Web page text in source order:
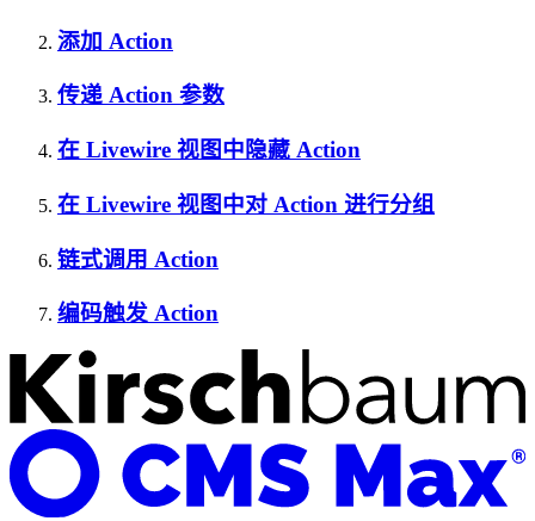
添加 Action
传递 Action 参数
在 Livewire 视图中隐藏 Action
在 Livewire 视图中对 Action 进行分组
链式调用 Action
编码触发 Action